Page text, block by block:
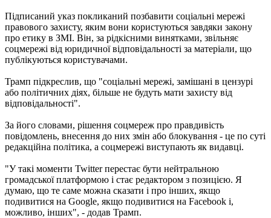
Підписаний указ покликаний позбавити соціальні мережі
правового захисту, яким вони користуються завдяки закону
про етику в ЗМІ. Він, за рідкісними винятками, звільняє
соцмережі від юридичної відповідальності за матеріали, що
публікуються користувачами.
Трамп підкреслив, що "соціальні мережі, замішані в цензурі
або політичних діях, більше не будуть мати захисту від
відповідальності".
За його словами, рішення соцмереж про правдивість
повідомлень, внесення до них змін або блокування - це по суті
редакційна політика, а соцмережі виступають як видавці.
"У такі моменти Twitter перестає бути нейтральною
громадської платформою і стає редактором з позицією. Я
думаю, що те саме можна сказати і про інших, якщо
подивитися на Google, якщо подивитися на Facebook і,
можливо, інших", - додав Трамп.